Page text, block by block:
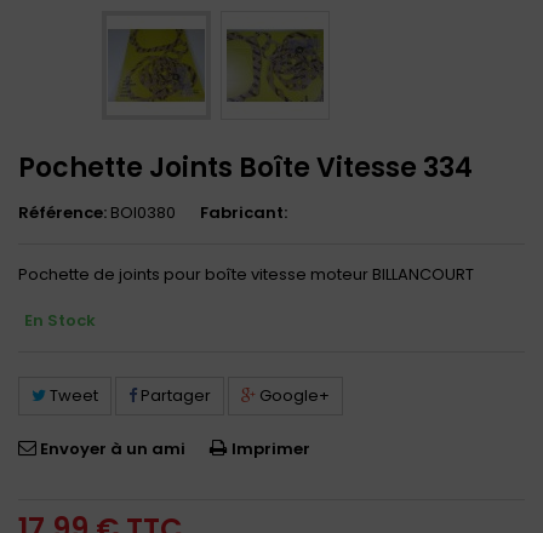
Pochette Joints Boîte Vitesse 334
Référence: BOI0380 Fabricant:
Pochette de joints pour boîte vitesse moteur BILLANCOURT
En Stock
Tweet Partager Google+
Envoyer à un ami Imprimer